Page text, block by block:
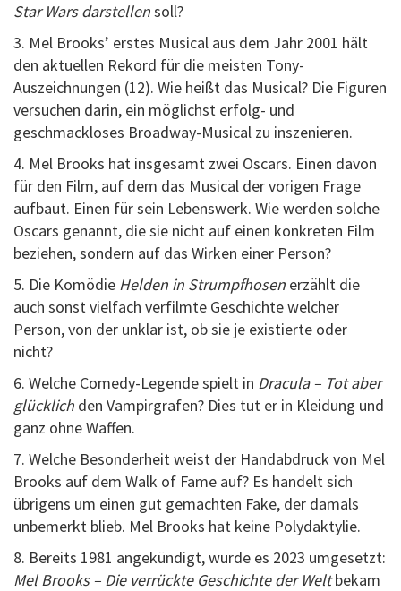
Star Wars darstellensoll?
3. Mel Brooks’ erstes Musical aus dem Jahr 2001 hält
den aktuellen Rekord für die meisten Tony-
Auszeichnungen (12). Wie heißt das Musical? Die Figuren
versuchen darin, ein möglichst erfolg- und
geschmackloses Broadway-Musical zu inszenieren.
4. Mel Brooks hat insgesamt zwei Oscars. Einen davon
für den Film, auf dem das Musical der vorigen Frage
aufbaut. Einen für sein Lebenswerk. Wie werden solche
Oscars genannt, die sie nicht auf einen konkreten Film
beziehen, sondern auf das Wirken einer Person?
5. Die Komödie Helden in Strumpfhosen erzählt die
auch sonst vielfach verfilmte Geschichte welcher
Person, von der unklar ist, ob sie je existierte oder
nicht?
6. Welche Comedy-Legende spielt in Dracula – Tot aber
glücklich den Vampirgrafen? Dies tut er in Kleidung und
ganz ohne Waffen.
7. Welche Besonderheit weist der Handabdruck von Mel
Brooks auf dem Walk of Fame auf? Es handelt sich
übrigens um einen gut gemachten Fake, der damals
unbemerkt blieb. Mel Brooks hat keine Polydaktylie.
8. Bereits 1981 angekündigt, wurde es 2023 umgesetzt:
Mel Brooks – Die verrückte Geschichte der Weltbekam